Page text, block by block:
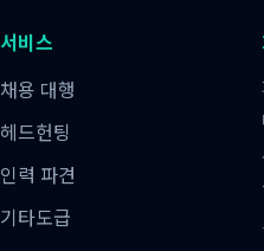
서비스
채용 대행
헤드헌팅
인력 파견
기타도급